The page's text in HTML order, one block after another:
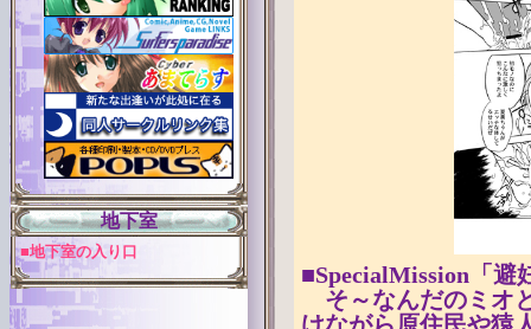
地下室
■地下室の入り口
■SpecialMission「避
そ～なんだのミオ